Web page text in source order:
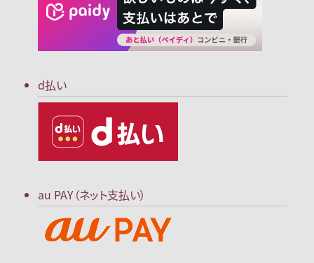
d払い
au PAY（ネット支払い）